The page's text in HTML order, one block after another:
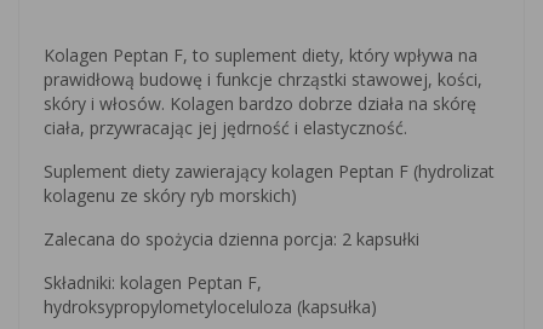
Kolagen Peptan F, to suplement diety, który wpływa na
prawidłową budowę i funkcje chrząstki stawowej, kości,
skóry i włosów. Kolagen bardzo dobrze działa na skórę
ciała, przywracając jej jędrność i elastyczność.
Suplement diety zawierający kolagen Peptan F (hydrolizat
kolagenu ze skóry ryb morskich)
Zalecana do spożycia dzienna porcja: 2 kapsułki
Składniki: kolagen Peptan F,
hydroksypropylometyloceluloza (kapsułka)